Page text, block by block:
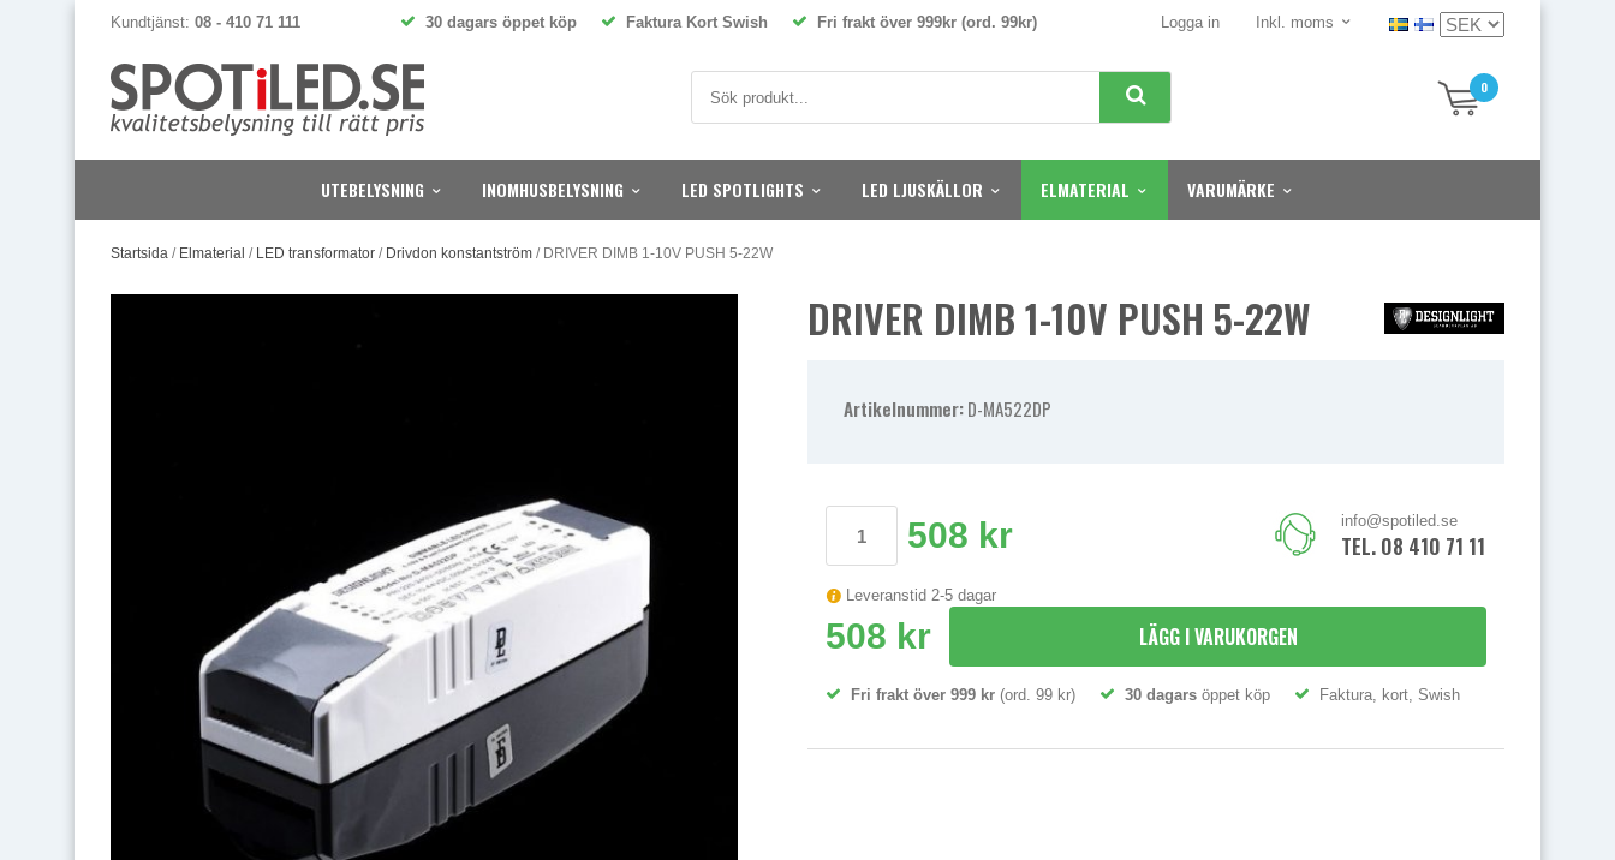
Kundtjänst: 08 - 410 71 111 Logga in Inkl. moms
30 dagars öppet köp Faktura Kort Swish Fri frakt över 999kr (ord. 99kr)
0
UTEBELYSNING INOMHUSBELYSNING LED SPOTLIGHTS LED LJUSKÄLLOR ELMATERIAL VARUMÄRKE
Startsida / Elmaterial / LED transformator / Drivdon konstantström / DRIVER DIMB 1-10V PUSH 5-22W
DRIVER DIMB 1-10V PUSH 5-22W
Artikelnummer:D-MA522DP
508 kr info@spotiled.se
TEL. 08 410 71 111
Leveranstid 2-5 dagar
508 kr LÄGG I VARUKORGEN
Fri frakt över 999 kr (ord. 99 kr) 30 dagars öppet köp Faktura, kort, Swish